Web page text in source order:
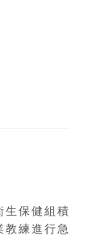
生保健組積
教練進行急